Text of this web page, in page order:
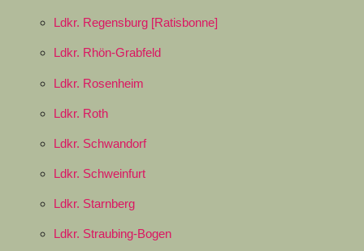
Ldkr. Regensburg [Ratisbonne]
Ldkr. Rhön-Grabfeld
Ldkr. Rosenheim
Ldkr. Roth
Ldkr. Schwandorf
Ldkr. Schweinfurt
Ldkr. Starnberg
Ldkr. Straubing-Bogen